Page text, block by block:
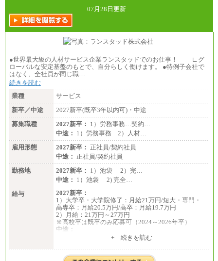
07月28日更新
●世界最大級の人材サービス企業ランスタッドでのお仕事！ ∟グ
ローバルな安定基盤のもとで、自分らしく働けます。 ●特例子会社で
はなく、全社員が同じ職…
続きを読む
業種
サービス
新卒／中途
2027新卒(既卒3年以内可)・中途
募集職種
2027新卒： 1）労務事務…契約…
中途： 1）労務事務 2）人材…
雇用形態
2027新卒： 正社員/契約社員
中途： 正社員/契約社員
勤務地
2027新卒： 1）池袋 2）完…
中途： 1）池袋 2) 完全…
給与
2027新卒：
1）大学卒・大学院修了：月給21万円/短大・専門・
高専卒：月給20.5万円/高卒：月給19.7万円
2）月給：21万円～27万円
※高校卒は既卒のみ応募可（2024～2026年卒）
中途：
1）月給：21万円～25万円+ 続きを読む